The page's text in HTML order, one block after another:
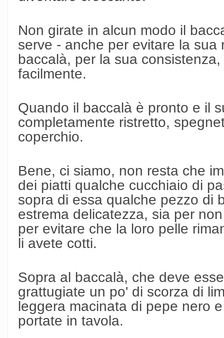
Non girate in alcun modo il
serve - anche per evitare la
baccalà, per la sua
facilmente.
Quando il baccalà è pronto e il
completamente ristretto,
coperchio.
Bene, ci siamo, non resta che
dei piatti qualche cucchiaio di
sopra di essa qualche pezzo di
estrema delicatezza, sia per
per evitare che la loro pelle
li avete cotti.
Sopra al baccalà, che deve
grattugiate un po' di scorza di
leggera macinata di pepe nero
portate in tavola.